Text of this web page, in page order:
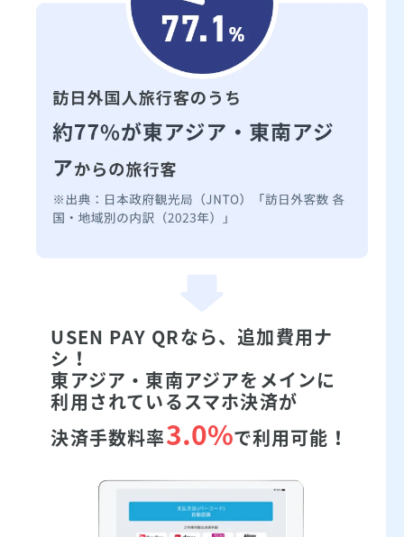
USEN PAY QRなら、追加費用ナ
シ！
東アジア・東南アジアをメインに
利用されているスマホ決済が
決済手数料率3.0%で利用可能！